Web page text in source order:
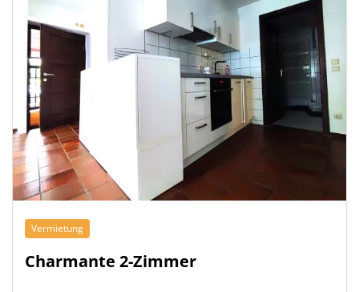
Vermietung
Charmante 2-Zimmer